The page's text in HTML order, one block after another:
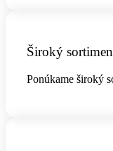
Široký
Ponúkame široký